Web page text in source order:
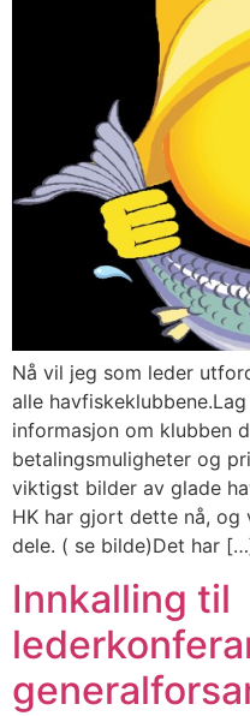
Nå vil jeg som leder
alle
informasjon om klubben
betalingsmuligheter og
viktigst bilder av glade
HK har gjort dette nå, og
dele. ( se bilde)Det har
Innkalling til